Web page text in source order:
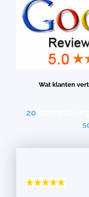
Wat klanten
20